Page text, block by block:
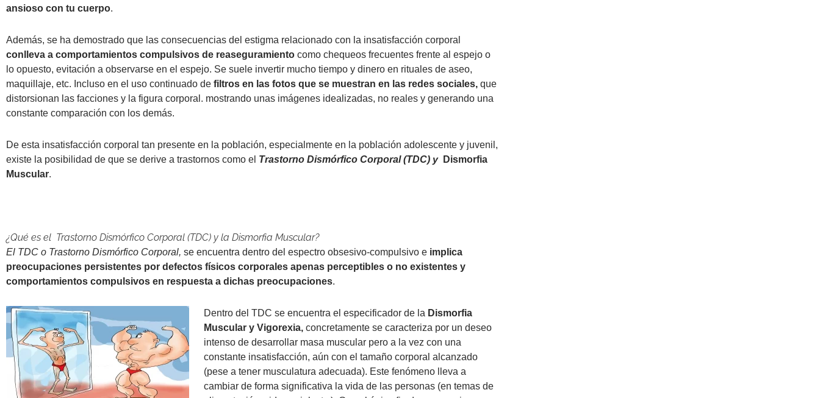
ansioso con tu cuerpo.
Además, se ha demostrado que las consecuencias del estigma relacionado con la insatisfacción corporal
conlleva a comportamientos compulsivos de reaseguramiento como chequeos frecuentes frente al espejo o
lo opuesto, evitación a observarse en el espejo. Se suele invertir mucho tiempo y dinero en rituales de aseo,
maquillaje, etc. Incluso en el uso continuado de filtros en las fotos que se muestran en las redes sociales, que
distorsionan las facciones y la figura corporal. mostrando unas imágenes idealizadas, no reales y generando una
constante comparación con los demás.
De esta insatisfacción corporal tan presente en la población, especialmente en la población adolescente y juvenil,
existe la posibilidad de que se derive a trastornos como el Trastorno Dismórfico Corporal (TDC) y Dismorfia
Muscular.
¿Qué es el Trastorno Dismórfico Corporal (TDC) y la Dismorfia Muscular?
El TDC o Trastorno Dismórfico Corporal, se encuentra dentro del espectro obsesivo-compulsivo e implica
preocupaciones persistentes por defectos físicos corporales apenas perceptibles o no existentes y
comportamientos compulsivos en respuesta a dichas preocupaciones.
Dentro del TDC se encuentra el especificador de la Dismorfia
Muscular y Vigorexia, concretamente se caracteriza por un deseo
intenso de desarrollar masa muscular pero a la vez con una
constante insatisfacción, aún con el tamaño corporal alcanzado
(pese a tener musculatura adecuada). Este fenómeno lleva a
cambiar de forma significativa la vida de las personas (en temas de